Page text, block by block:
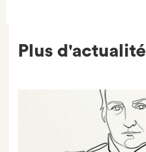
Plus d'actualité